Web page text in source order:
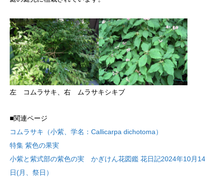
左 コムラサキ、右 ムラサキシキブ
■関連ページ
コムラサキ（小紫、学名：Callicarpa dichotoma）
特集 紫色の果実
小紫と紫式部の紫色の実 かぎけん花図鑑 花日記2024年10月14
日(月、祭日）